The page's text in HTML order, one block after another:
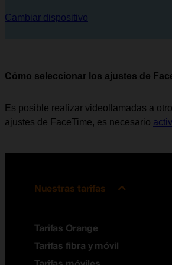
Cambiar dispositivo
Cómo seleccionar los ajustes de
Es posible realizar videollamadas a
ajustes de FaceTime, es necesario
Nuestras tarifas
Tarifas Orange
Tarifas fibra y móvil